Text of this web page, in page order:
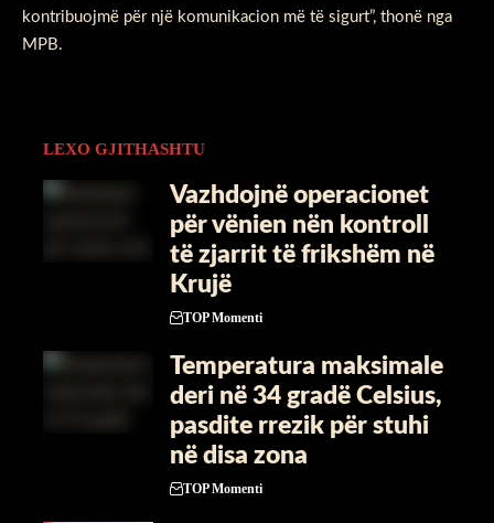
kontribuojmë për një komunikacion më të sigurt”, thonë nga
MPB.
LEXO GJITHASHTU
​Vazhdojnë operacionet
për vënien nën kontroll
të zjarrit të frikshëm në
Krujë
TOP Momenti
Temperatura maksimale
deri në 34 gradë Celsius,
pasdite rrezik për stuhi
në disa zona
TOP Momenti